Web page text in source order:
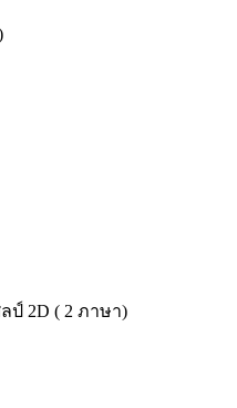
2D ( 2 ภาษา)